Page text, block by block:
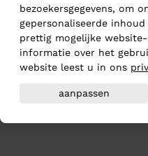
bezoekersgegevens, om
gepersonaliseerde
prettig mogelijke
informatie over het
website leest u in ons
aanpassen